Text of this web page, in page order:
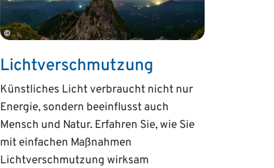
©
Lichtverschmutzung
Künstliches Licht verbraucht nicht nur
Energie, sondern beeinflusst auch
Mensch und Natur. Erfahren Sie, wie Sie
mit einfachen Maßnahmen
Lichtverschmutzung wirksam